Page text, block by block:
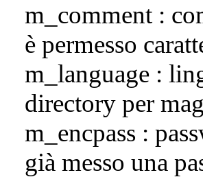
m_comment :
è permesso
m_language :
directory per
m_encpass :
già messo una